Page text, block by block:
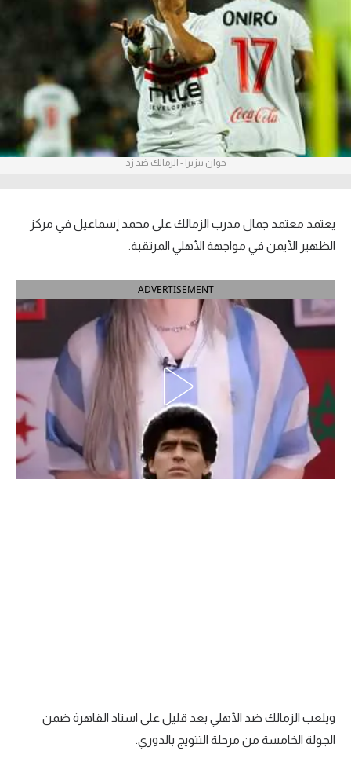
عدسات
آراء حرة
ركن الألعاب
بطولات
أمريكا 2026
الدوري الإنجليزي الممتاز
الدوري الإسباني
الدوري الألماني
الدوري الفرنسي
الدوري السعودي للمحترفين
دوري أبطال أوروبا
دوري أبطال إفريقيا
سعودي في الجول
جوان بيزيرا - الزمالك ضد زد
يعتمد معتمد جمال مدرب الزمالك على محمد إسماعيل في مركز
الظهير الأيمن في مواجهة الأهلي المرتقبة.
ADVERTISEMENT
ويلعب الزمالك ضد الأهلي بعد قليل على استاد القاهرة ضمن
الجولة الخامسة من مرحلة التتويج بالدوري.